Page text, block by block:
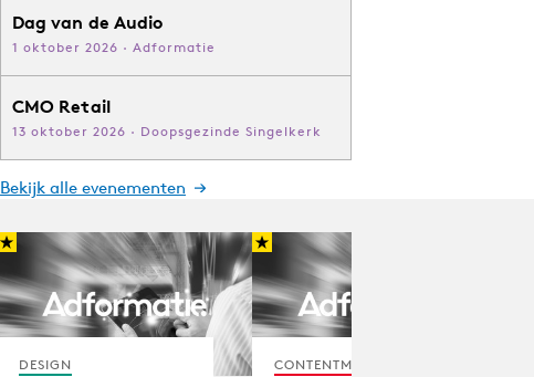
Dag van de Audio
1 oktober 2026 · Adformatie
CMO Retail
13 oktober 2026 · Doopsgezinde Singelkerk
Bekijk alle evenementen
DESIGN CONTENTMARKETING